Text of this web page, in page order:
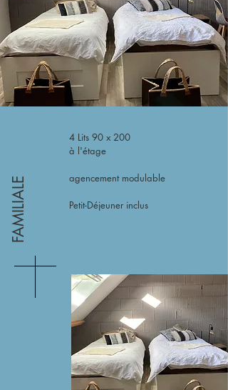
FAMILIALE
4 Lits 90 x 200
à l'étage
agencement modulable
Petit-Déjeuner inclus